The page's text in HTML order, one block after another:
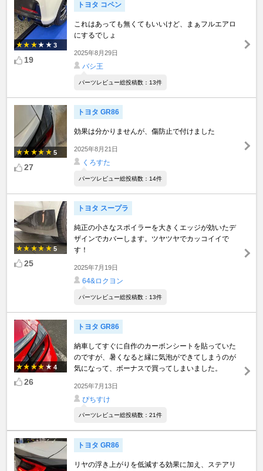
3
19
トヨタ コペン
これはあっても無くてもいいけど、まぁフルエアロ
にするでしょ
2025年8月29日
バシ王
パーツレビュー総投稿数：13件
5
27
トヨタ GR86
効果は分かりませんが、傷防止で付けました
2025年8月21日
くろすた
パーツレビュー総投稿数：14件
5
25
トヨタ スープラ
純正の小さなスポイラーを大きくエッジが効いたデ
ザインでカバーします。ツヤツヤでカッコイイで
す！
2025年7月19日
64&ロクヨン
パーツレビュー総投稿数：13件
4
26
トヨタ GR86
納車してすぐに自作のカーボンシートを貼っていた
のですが、暑くなると縁に気泡ができてしまうのが
気になって、ボーナスで買ってしまいました。
2025年7月13日
ぴちすけ
パーツレビュー総投稿数：21件
トヨタ GR86
リヤの浮き上がりを低減する効果に加え、ステアリ